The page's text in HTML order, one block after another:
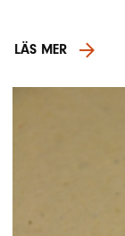
LÄS MER